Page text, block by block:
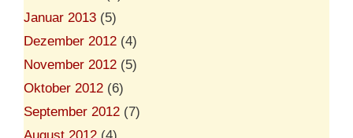
Januar 2013 (5)
Dezember 2012 (4)
November 2012 (5)
Oktober 2012 (6)
September 2012 (7)